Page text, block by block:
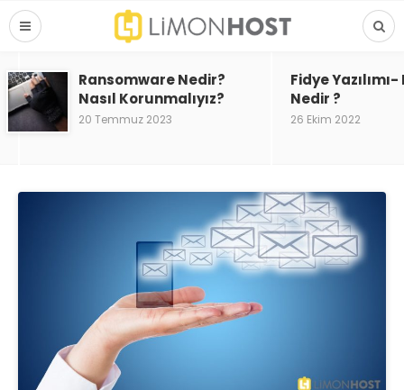
Ransomware Nedir?
Nasıl Korunmalıyız?
20 Temmuz 2023
Fidye
Nedir ?
26 Ekim 2022